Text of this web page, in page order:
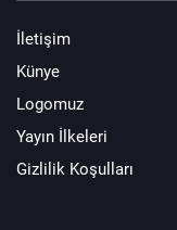
İletişim
Künye
Logomuz
Yayın İlkeleri
Gizlilik Koşulları